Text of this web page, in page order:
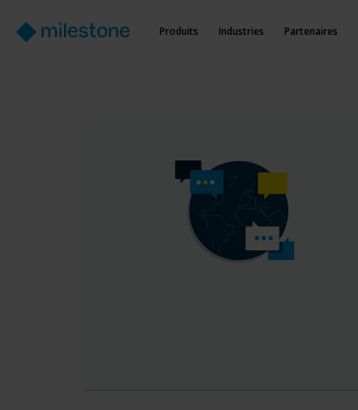
Produits Industries Partenaires